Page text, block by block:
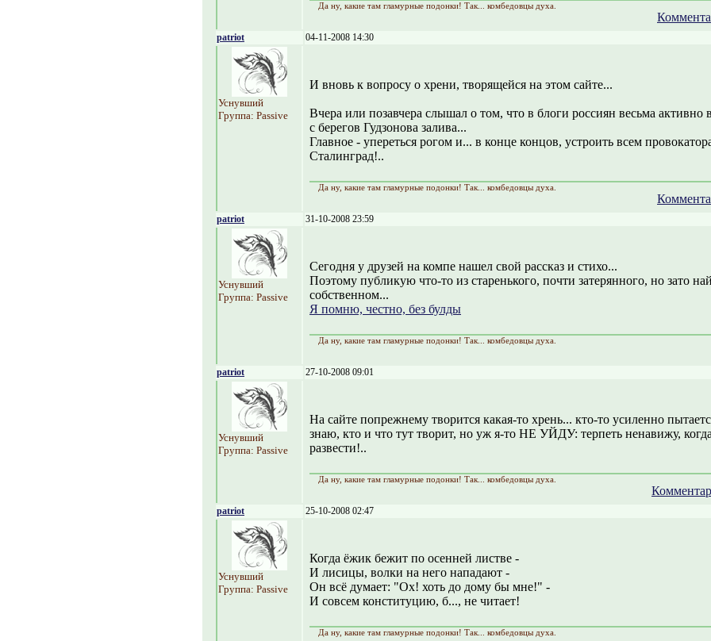
Да ну, какие там гламурные подонки! Так... комбедовцы духа.
patriot 04-11-2008 14:30
Уснувший
Группа: Passive
И вновь к вопросу о хрени, творящейся на этом сайте...
Вчера или позавчера слышал о том, что в блоги россиян весьма активно
с берегов Гудзонова залива...
Главное - упереться рогом и... в конце концов, устроить всем
Сталинград!..
Да ну, какие там гламурные подонки! Так... комбедовцы духа.
patriot 31-10-2008 23:59
Уснувший
Группа: Passive
Сегодня у друзей на компе нашел свой рассказ и стихо...
Поэтому публикую что-то из старенького, почти затерянного, но зато
собственном...
Я помню, честно, без булды
Да ну, какие там гламурные подонки! Так... комбедовцы духа.
patriot 27-10-2008 09:01
Уснувший
Группа: Passive
На сайте попрежнему творится какая-то хрень... кто-то усиленно
знаю, кто и что тут творит, но уж я-то НЕ УЙДУ: терпеть ненавижу,
развести!..
Да ну, какие там гламурные подонки! Так... комбедовцы духа.
patriot 25-10-2008 02:47
Уснувший
Группа: Passive
Когда ёжик бежит по осенней листве -
И лисицы, волки на него нападают -
Он всё думает: "Ох! хоть до дому бы мне!" -
И совсем конституцию, б..., не читает!
Да ну, какие там гламурные подонки! Так... комбедовцы духа.